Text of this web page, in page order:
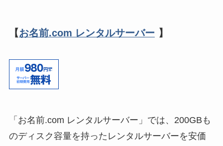
【お名前.com レンタルサーバー 】
「お名前.com レンタルサーバー」では、200GBも
のディスク容量を持ったレンタルサーバーを安価